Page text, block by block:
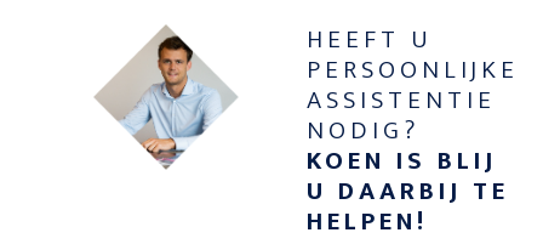
HEEFT U
PERSOONLIJKE
ASSISTENTIE
NODIG?
KOEN IS BLIJ
U DAARBIJ TE
HELPEN!